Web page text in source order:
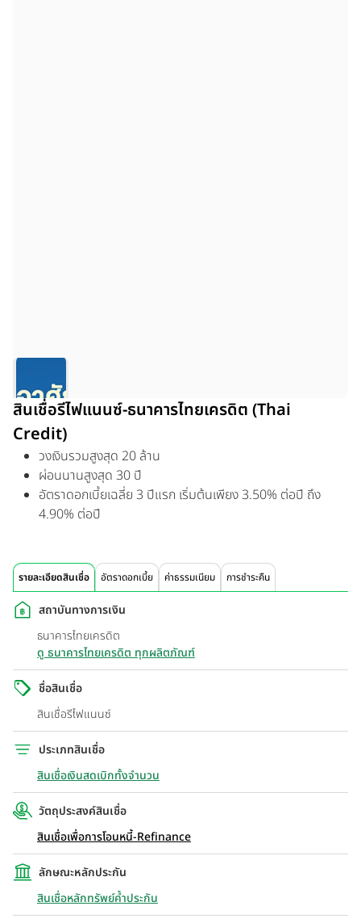
สินเชื่อรีไฟแนนซ์-ธนาคารไทยเครดิต (Thai
Credit)
วงเงินรวมสูงสุด 20 ล้าน
ผ่อนนานสูงสุด 30 ปี
อัตราดอกเบี้ยเฉลี่ย 3 ปีแรก เริ่มต้นเพียง 3.50% ต่อปี ถึง
4.90% ต่อปี
รายละเอียดสินเชื่อ อัตราดอกเบี้ย ค่าธรรมเนียม การชำระคืน
สถาบันทางการเงิน
ธนาคารไทยเครดิต
ดู ธนาคารไทยเครดิต ทุกผลิตภัณฑ์
ชื่อสินเชื่อ
สินเชื่อรีไฟแนนซ์
ประเภทสินเชื่อ
สินเชื่อเงินสดเบิกทั้งจำนวน
วัตถุประสงค์สินเชื่อ
สินเชื่อเพื่อการโอนหนี้-Refinance
ลักษณะหลักประกัน
สินเชื่อหลักทรัพย์ค้ำประกัน